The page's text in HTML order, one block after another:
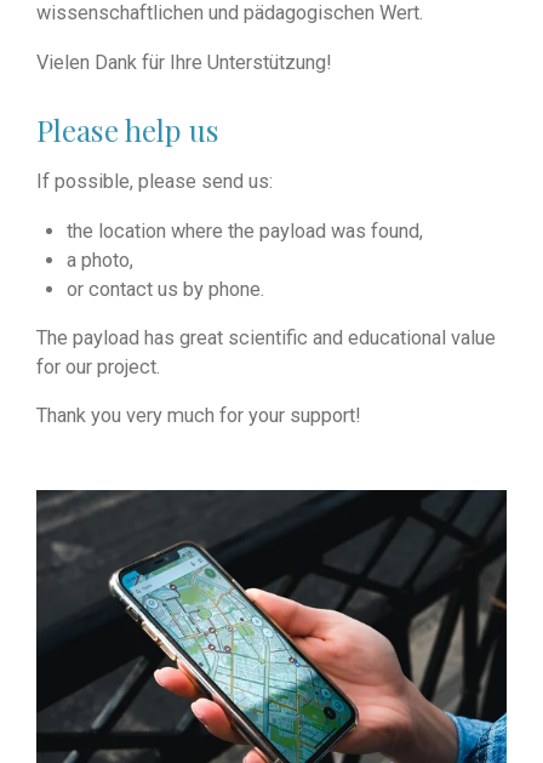
wissenschaftlichen und pädagogischen Wert.
Vielen Dank für Ihre Unterstützung!
Please help us
If possible, please send us:
the location where the payload was found,
a photo,
or contact us by phone.
The payload has great scientific and educational value
for our project.
Thank you very much for your support!